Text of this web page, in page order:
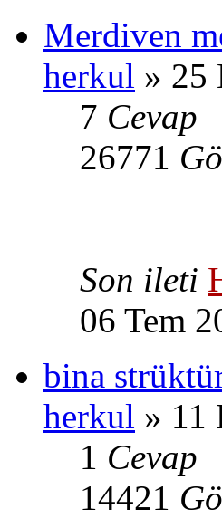
Merdiven
herkul » 25
7 Cevap
26771
Son ileti
06 Tem
bina
herkul » 11
1 Cevap
14421